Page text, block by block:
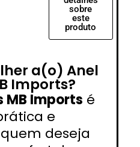
sobre
este
produto
a(o) Anel
Imports?
MB Imports é
e
deseja